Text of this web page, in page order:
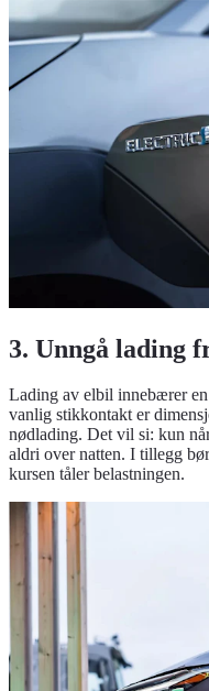
3. Unngå lading
Lading av elbil innebærer
vanlig stikkontakt er
nødlading. Det vil si: kun
aldri over natten. I tillegg
kursen tåler belastningen.